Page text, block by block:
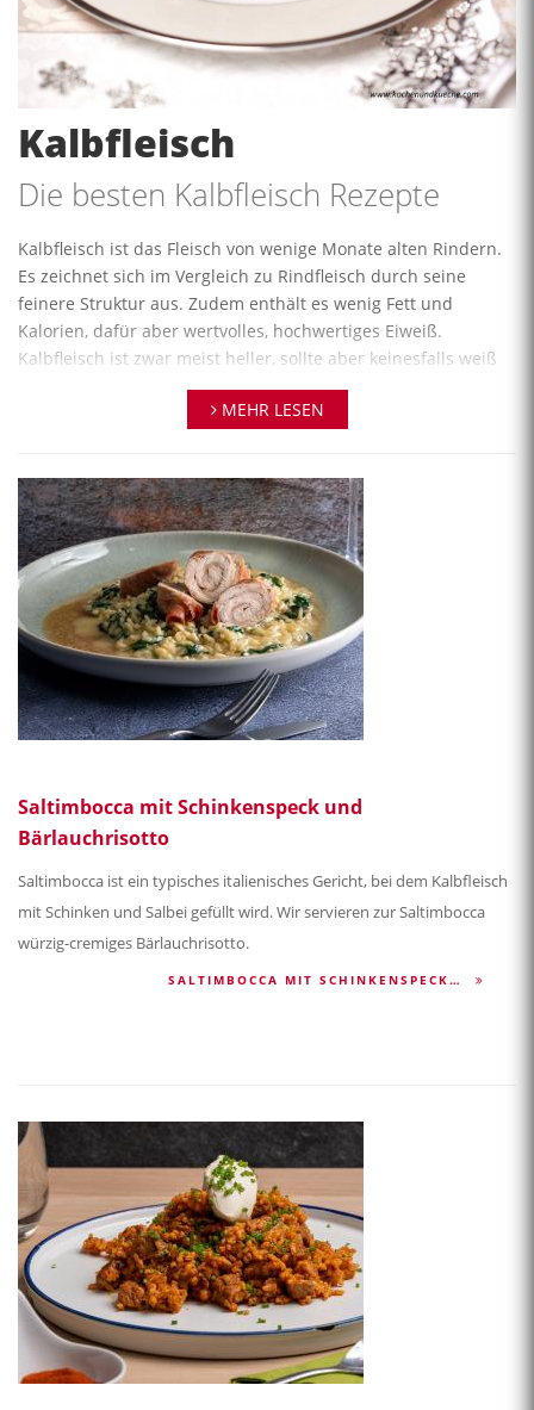
Kalbfleisch
Die besten Kalbfleisch Rezepte
Kalbfleisch ist das Fleisch von wenige Monate alten Rindern.
Es zeichnet sich im Vergleich zu Rindfleisch durch seine
feinere Struktur aus. Zudem enthält es wenig Fett und
Kalorien, dafür aber wertvolles, hochwertiges Eiweiß.
Kalbfleisch ist zwar meist heller, sollte aber keinesfalls weiß
sein, das würde auf zu einseitige Ernährung hinweisen.
MEHR LESEN
Saltimbocca mit Schinkenspeck und
Bärlauchrisotto
Saltimbocca ist ein typisches italienisches Gericht, bei dem Kalbfleisch
mit Schinken und Salbei gefüllt wird. Wir servieren zur Saltimbocca
würzig-cremiges Bärlauchrisotto.
SALTIMBOCCA MIT SCHINKENSPECK…